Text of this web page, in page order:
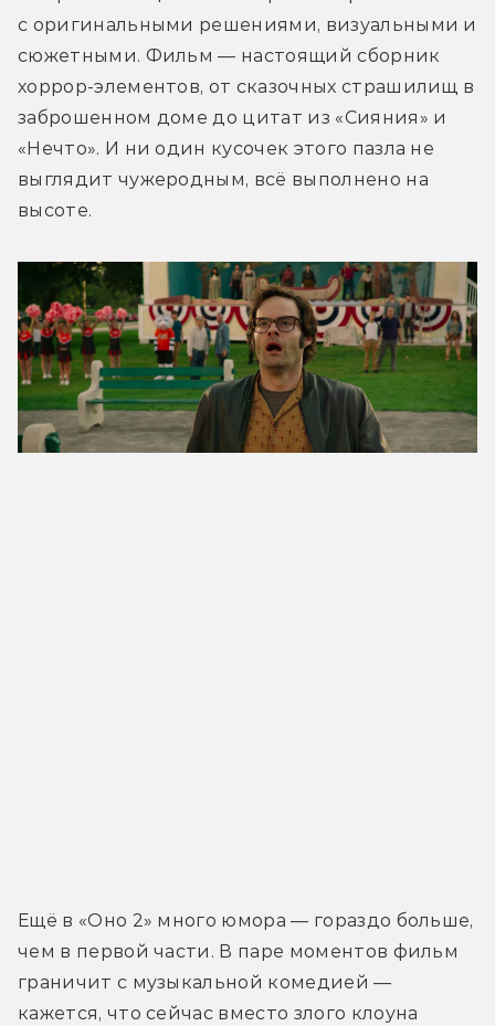
с оригинальными решениями, визуальными и
сюжетными. Фильм — настоящий сборник
хоррор-элементов, от сказочных страшилищ в
заброшенном доме до цитат из «Сияния» и
«Нечто». И ни один кусочек этого пазла не
выглядит чужеродным, всё выполнено на
высоте.
Ещё в «Оно 2» много юмора — гораздо больше,
чем в первой части. В паре моментов фильм
граничит с музыкальной комедией —
кажется, что сейчас вместо злого клоуна